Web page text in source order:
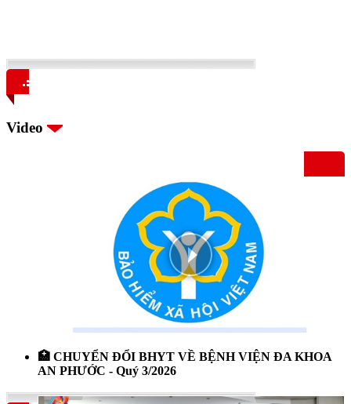
Video
🏥 CHUYỂN ĐỔI BHYT VỀ BỆNH VIỆN ĐA KHOA
AN PHƯỚC - Quý 3/2026